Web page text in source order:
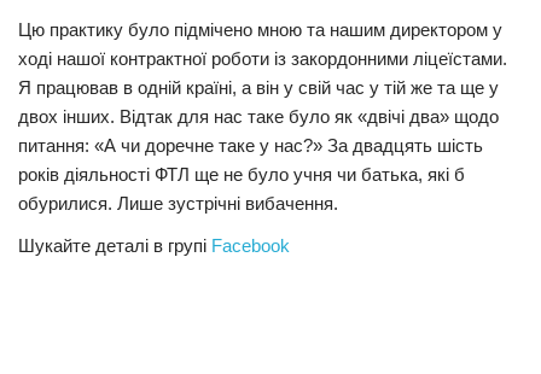
Цю практику було підмічено мною та нашим директором у
ході нашої контрактної роботи із закордонними ліцеїстами.
Я працював в одній країні, а він у свій час у тій же та ще у
двох інших. Відтак для нас таке було як «двічі два» щодо
питання: «А чи доречне таке у нас?» За двадцять шість
років діяльності ФТЛ ще не було учня чи батька, які б
обурилися. Лише зустрічні вибачення.
Шукайте деталі в групі Facebook